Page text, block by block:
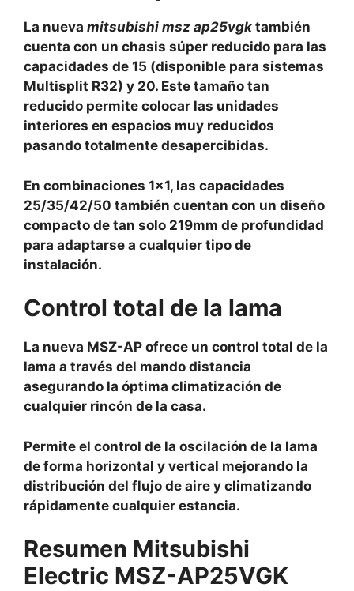
La nueva mitsubishi msz ap25vgk también
cuenta con un chasis súper reducido para las
capacidades de 15 (disponible para sistemas
Multisplit R32) y 20. Este tamaño tan
reducido permite colocar las unidades
interiores en espacios muy reducidos
pasando totalmente desapercibidas.
En combinaciones 1×1, las capacidades
25/35/42/50 también cuentan con un diseño
compacto de tan solo 219mm de profundidad
para adaptarse a cualquier tipo de
instalación.
Control total de la lama
La nueva MSZ-AP ofrece un control total de la
lama a través del mando distancia
asegurando la óptima climatización de
cualquier rincón de la casa.
Permite el control de la oscilación de la lama
de forma horizontal y vertical mejorando la
distribución del flujo de aire y climatizando
rápidamente cualquier estancia.
Resumen Mitsubishi
Electric MSZ-AP25VGK